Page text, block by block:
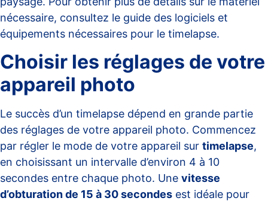
nécessaire, consultez le guide des logiciels et
équipements nécessaires pour le timelapse.
Choisir les réglages de votre
appareil photo
Le succès d’un timelapse dépend en grande partie
des réglages de votre appareil photo. Commencez
par régler le mode de votre appareil sur timelapse,
en choisissant un intervalle d’environ 4 à 10
secondes entre chaque photo. Une vitesse
d’obturation de 15 à 30 secondes est idéale pour